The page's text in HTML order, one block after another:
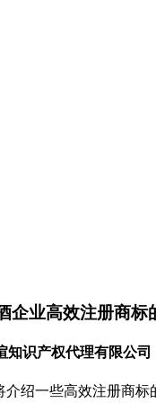
企业高效注册商标
知识产权代理有限公司
绍一些高效注册商标